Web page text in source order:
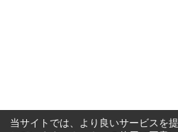
当サイトでは、より良いサービスを